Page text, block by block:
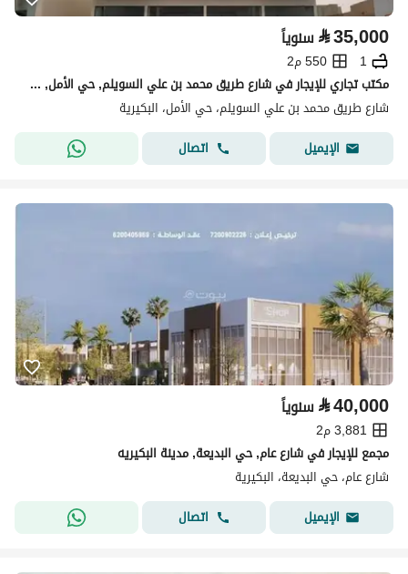
⃁35,000 سنوياً
1
550 م2
مكتب تجاري للإيجار في شارع طريق محمد بن علي السويلم, حي الأمل, مدينة البكيريه, منطقة القصيم
شارع طريق محمد بن علي السويلم، حي الأمل، البكيرية
الإيميل
اتصال
⃁40,000 سنوياً
3,881 م2
مجمع للإيجار في شارع عام, حي البديعة, مدينة البكيريه
شارع عام، حي البديعة، البكيرية
الإيميل
اتصال